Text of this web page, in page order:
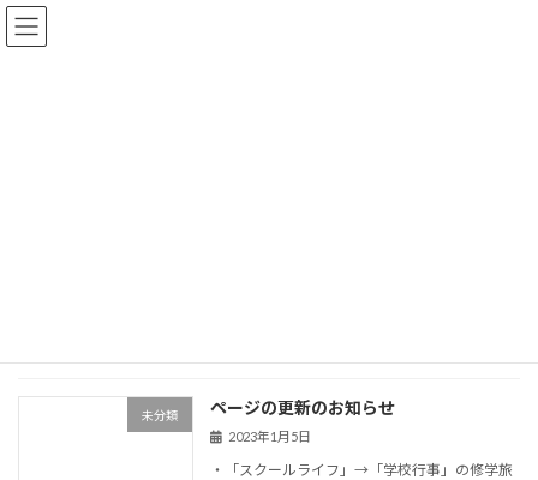
コ
ン
ナ
ビ
未分類 ページの更新のお知らせ
2023年1月5日
・「スクールライフ」→「学校行事」の修学旅